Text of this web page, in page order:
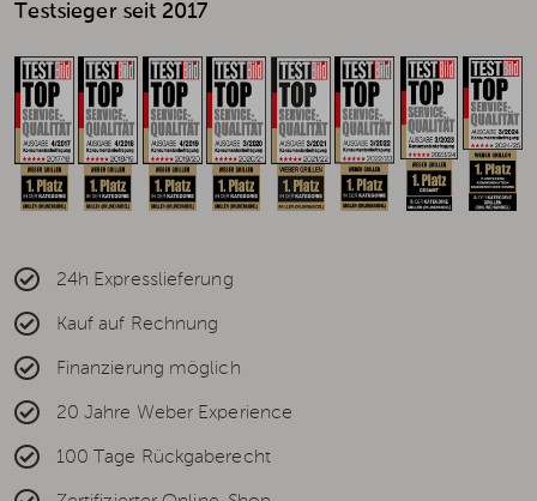
Testsieger seit 2017
24h Expresslieferung
Kauf auf Rechnung
Finanzierung möglich
20 Jahre Weber Experience
100 Tage Rückgaberecht